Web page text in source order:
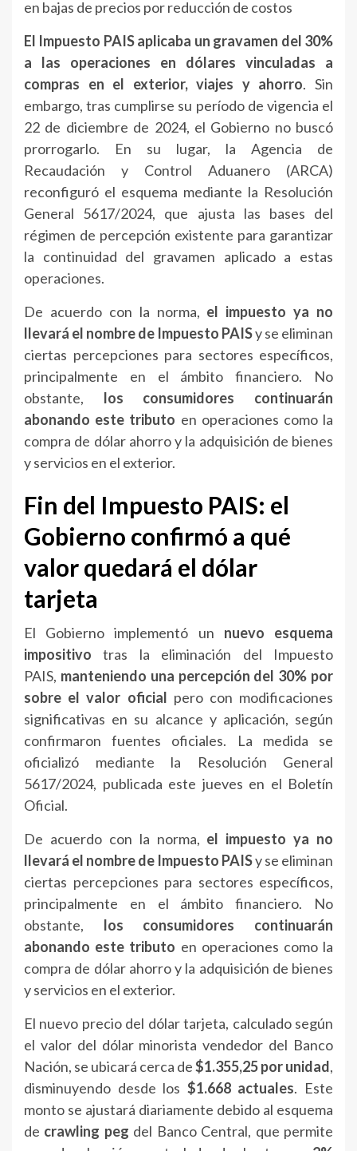
en bajas de precios por reducción de costos
El Impuesto PAIS aplicaba un gravamen del 30%
a las operaciones en dólares vinculadas a
compras en el exterior, viajes y ahorro. Sin
embargo, tras cumplirse su período de vigencia el
22 de diciembre de 2024, el Gobierno no buscó
prorrogarlo. En su lugar, la Agencia de
Recaudación y Control Aduanero (ARCA)
reconfiguró el esquema mediante la Resolución
General 5617/2024, que ajusta las bases del
régimen de percepción existente para garantizar
la continuidad del gravamen aplicado a estas
operaciones.
De acuerdo con la norma, el impuesto ya no
llevará el nombre de Impuesto PAISy se eliminan
ciertas percepciones para sectores específicos,
principalmente en el ámbito financiero. No
obstante, los consumidores continuarán
abonando este tributo en operaciones como la
compra de dólar ahorro y la adquisición de bienes
y servicios en el exterior.
Fin del Impuesto PAIS: el
Gobierno confirmó a qué
valor quedará el dólar
tarjeta
El Gobierno implementó un nuevo esquema
impositivo tras la eliminación del Impuesto
PAIS, manteniendo una percepción del 30% por
sobre el valor oficial pero con modificaciones
significativas en su alcance y aplicación, según
confirmaron fuentes oficiales. La medida se
oficializó mediante la Resolución General
5617/2024, publicada este jueves en el Boletín
Oficial.
De acuerdo con la norma, el impuesto ya no
llevará el nombre de Impuesto PAISy se eliminan
ciertas percepciones para sectores específicos,
principalmente en el ámbito financiero. No
obstante, los consumidores continuarán
abonando este tributo en operaciones como la
compra de dólar ahorro y la adquisición de bienes
y servicios en el exterior.
El nuevo precio del dólar tarjeta, calculado según
el valor del dólar minorista vendedor del Banco
Nación, se ubicará cerca de$1.355,25 por unidad,
disminuyendo desde los $1.668 actuales. Este
monto se ajustará diariamente debido al esquema
de crawling peg del Banco Central, que permite